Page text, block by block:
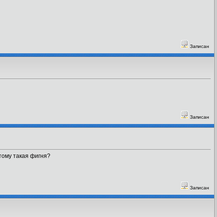
Записан
Записан
такая фигня?
Записан